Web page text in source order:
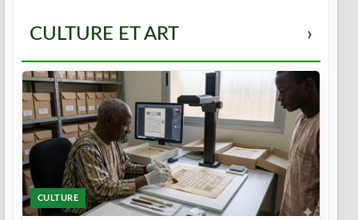
CULTURE ET ART ›
CULTURE